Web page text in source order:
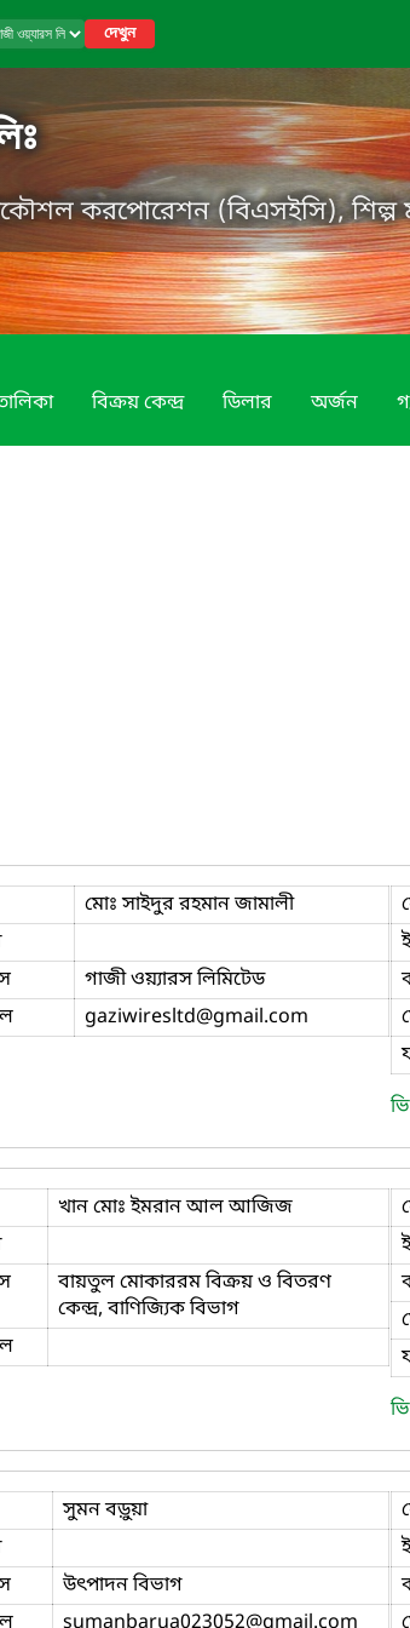
দেখুন
করপোরেশন (বিএসইসি), শিল্প
বিক্রয় কেন্দ্র ডিলার অর্জন
মোঃ সাইদুর রহমান জামালী
গাজী ওয়্যারস লিমিটেড
gaziwiresltd@gmail.com
খান মোঃ ইমরান আল আজিজ
বায়তুল মোকাররম বিক্রয় ও বিতরণ
কেন্দ্র, বাণিজ্যিক বিভাগ
সুমন বড়ুয়া
উৎপাদন বিভাগ